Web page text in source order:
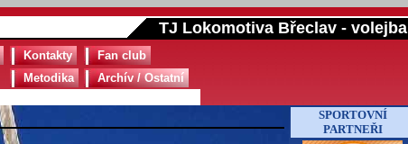
TJ Lokomotiva Břeclav - volejbal
Kontakty
Fan club
Metodika Archív / Ostatní
SPORTOVNÍ
PARTNEŘI